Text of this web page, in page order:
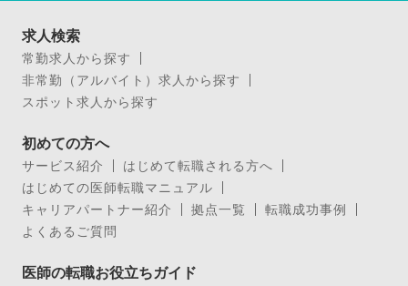
求人検索
常勤求人から探す
非常勤（アルバイト）求人から探す
スポット求人から探す
初めての方へ
サービス紹介
はじめて転職される方へ
はじめての医師転職マニュアル
キャリアパートナー紹介
拠点一覧
転職成功事例
よくあるご質問
医師の転職お役立ちガイド